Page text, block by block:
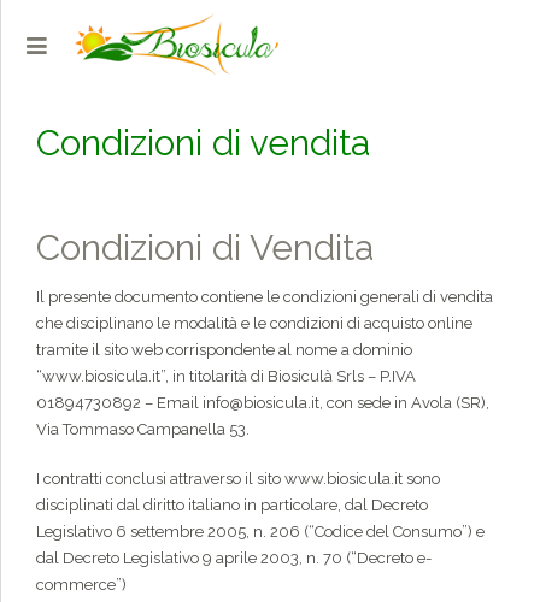
Condizioni di vendita
Condizioni di Vendita
Il presente documento contiene le condizioni generali di vendita
che disciplinano le modalità e le condizioni di acquisto online
tramite il sito web corrispondente al nome a dominio
“www.biosicula.it”, in titolarità di Biosiculà Srls – P.IVA
01894730892 – Email info@biosicula.it, con sede in Avola (SR),
Via Tommaso Campanella 53.
I contratti conclusi attraverso il sito www.biosicula.it sono
disciplinati dal diritto italiano in particolare, dal Decreto
Legislativo 6 settembre 2005, n. 206 (“Codice del Consumo”) e
dal Decreto Legislativo 9 aprile 2003, n. 70 (“Decreto e-
commerce”)